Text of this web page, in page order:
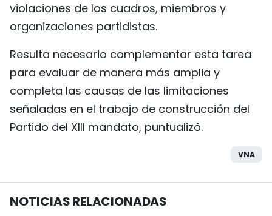
violaciones de los cuadros, miembros y
organizaciones partidistas.
Resulta necesario complementar esta tarea
para evaluar de manera más amplia y
completa las causas de las limitaciones
señaladas en el trabajo de construcción del
Partido del XIII mandato, puntualizó.
VNA
NOTICIAS RELACIONADAS